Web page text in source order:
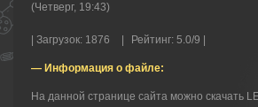
(Четверг, 19:43)
Загрузок: 1876 Рейтинг: 5.0/9 |
— Информация о файле:
На данной странице сайта можно скачать